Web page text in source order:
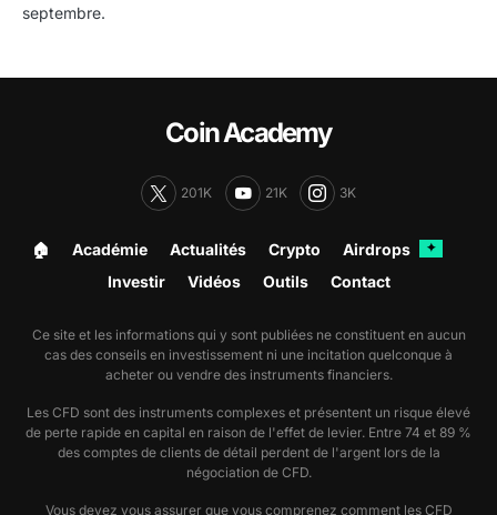
septembre.
Coin Academy
201K 21K 3K
🏠︎ Académie Actualités Crypto Airdrops ✦
Investir Vidéos Outils Contact
Ce site et les informations qui y sont publiées ne constituent en aucun
cas des conseils en investissement ni une incitation quelconque à
acheter ou vendre des instruments financiers.
Les CFD sont des instruments complexes et présentent un risque élevé
de perte rapide en capital en raison de l'effet de levier. Entre 74 et 89 %
des comptes de clients de détail perdent de l'argent lors de la
négociation de CFD.
Vous devez vous assurer que vous comprenez comment les CFD